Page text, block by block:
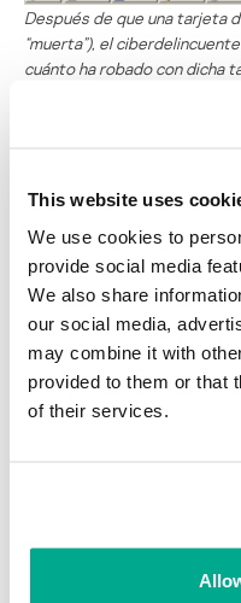
This website uses
We use cookies to
provide social media
We also share
our social media,
may combine it with
provided to them or that
of their services.
Después de que una tarjeta
“muerta”), el
cuánto ha robado con dicha
Puesto que Daphne está
tarjetas se sincronizan con
conjunto de datos, que el
tarjeta directamente de la
mejor plantilla a utilizar y
No te espantes,
ejecutando Java.
magnética. Pero
aprovecharse de ella para